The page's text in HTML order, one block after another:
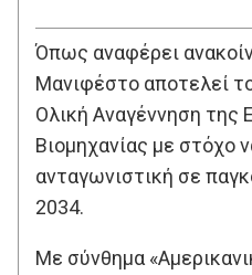
Όπως αναφέρει
Μανιφέστο αποτελεί
Ολική Αναγέννηση της
Βιομηχανίας με στόχο
ανταγωνιστική σε
2034.
Με σύνθημα